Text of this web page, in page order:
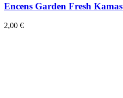
Encens Garden Fresh
2,00 €